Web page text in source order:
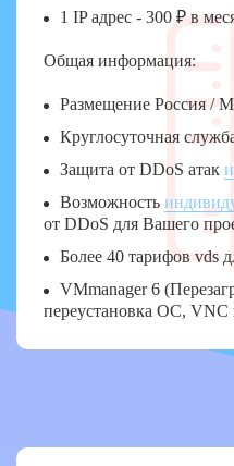
1 IP адрес - 300 ₽ в
Общая информация:
Размещение Россия /
Круглосуточная
Защита от DDoS атак
Возможность
от DDoS для Вашего
Более 40 тарифов vds
VMmanager 6
переустановка ОС, VNC